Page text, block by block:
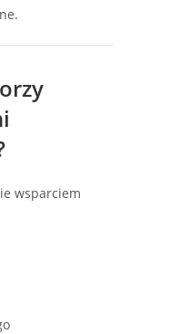
wsparciem